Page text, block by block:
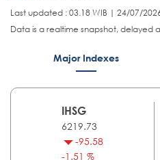
Last updated : 03.18 WIB | 24/07/
Data is a realtime snapshot, delayed
Major Indexes
IHSG
6219.73
-95.58
-1.51 %